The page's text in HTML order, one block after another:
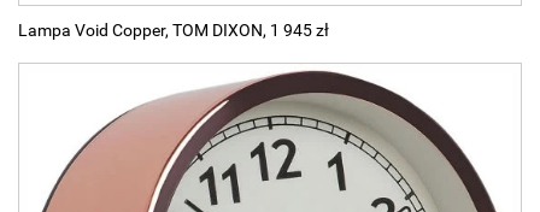
Lampa Void Copper, TOM DIXON, 1 945 zł